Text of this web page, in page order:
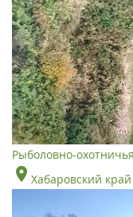
Рыболовно-
Хабаровский край